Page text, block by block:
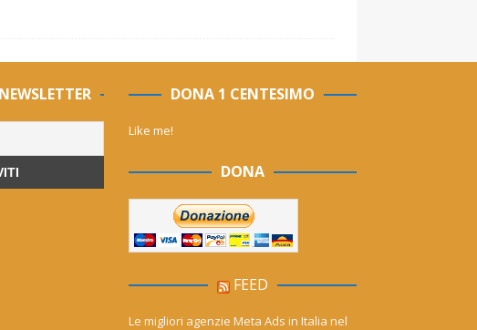
DONA 1 CENTESIMO
Like me!
DONA
FEED
Le migliori agenzie Meta Ads in Italia nel